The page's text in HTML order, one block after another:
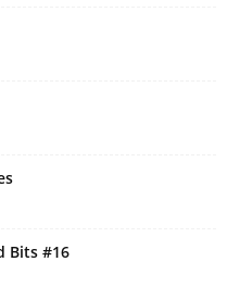
Bits #16